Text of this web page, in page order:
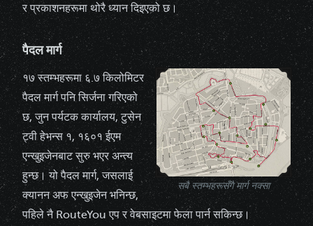
र प्रकाशनहरूमा थोरै ध्यान दिइएको छ।
पैदल मार्ग
सबै स्तम्भहरूसँगै मार्ग नक्सा
१७ स्तम्भहरूमा ६.७ किलोमिटर
पैदल मार्गपनि सिर्जना गरिएको
छ, जुन पर्यटक कार्यालय, टुसेन
ट्वी हेभन्स १, १६०१ ईएम
एन्खुइजेनबाट सुरु भएर अन्त्य
हुन्छ। यो पैदल मार्ग, जसलाई
क्यानन अफ एन्खुइजेन भनिन्छ,
पहिले नै RouteYou एप र वेबसाइटमा फेला पार्न सकिन्छ।